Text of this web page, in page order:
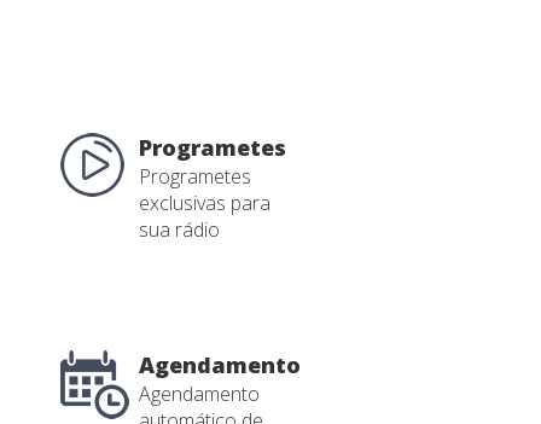
Programetes
Programetes
exclusivas para
sua rádio
Agendamento
Agendamento